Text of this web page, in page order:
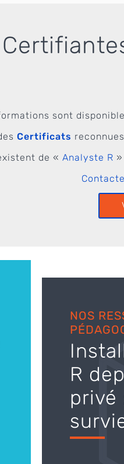
sont
Certificats
de « Analyste R
NOS
R
privé